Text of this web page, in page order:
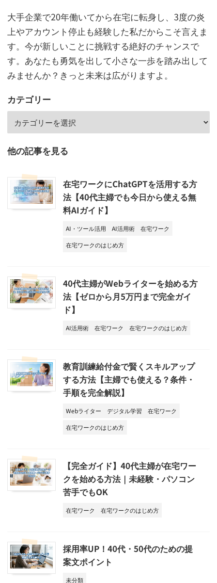
大手企業で20年働いてから在宅に転身し、3度の炎
上やアカウント停止も経験した私だからこそ言えま
す。今が新しいことに挑戦する絶好のチャンスで
す。あなたも勇気を出して小さな一歩を踏み出して
みませんか？きっと未来は広がりますよ。
カテゴリー
他の記事を見る
在宅ワークにChatGPTを活用する方
法【40代主婦でも今日から使える無
料AIガイド】
AI・ツール活用 AI活用術
在宅ワーク
在宅ワークのはじめ方
40代主婦がWebライターを始める方
法【ゼロから月5万円まで完全ガイ
ド】
AI活用術 在宅ワーク 在宅ワークのはじめ方
教育訓練給付金で賢くスキルアップ
する方法【主婦でも使える？条件・
手順を完全解説】
Webライター デジタル学習
在宅ワーク
在宅ワークのはじめ方
【完全ガイド】40代主婦が在宅ワー
クを始める方法｜未経験・パソコン
苦手でもOK
在宅ワーク 在宅ワークのはじめ方
採用率UP！40代・50代のための提
案文ポイント
未分類